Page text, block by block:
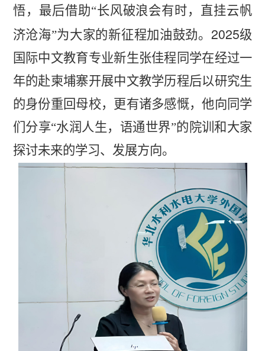
悟，最后借助“长风破浪会有时，直挂云帆
济沧海”为大家的新征程加油鼓劲。 2025级
国际中文教育专业新生张佳程同学在经过一
年的赴柬埔寨开展中文教学历程后以研究生
的身份重回母校，更有诸多感慨，他向同学
们分享“水润人生，语通世界”的院训和大家
探讨未来的学习、发展方向。